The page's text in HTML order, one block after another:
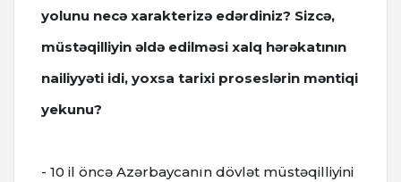
yolunu necə xarakterizə edərdiniz? Sizcə,
müstəqilliyin əldə edilməsi xalq hərəkatının
nailiyyəti idi, yoxsa tarixi proseslərin məntiqi
yekunu?
- 10 il öncə Azərbaycanın dövlət müstəqilliyini